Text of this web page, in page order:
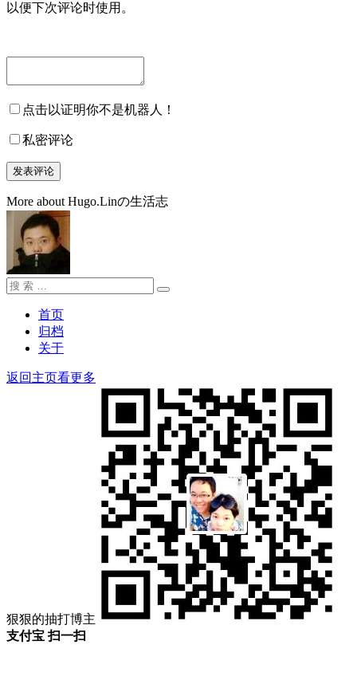
以便下次评论时使用。
点击以证明你不是机器人！
私密评论
More about Hugo.Linの生活志
搜
搜
首页
归档
关于
返回主页看更多
狠狠的抽打博主
支付宝 扫一扫